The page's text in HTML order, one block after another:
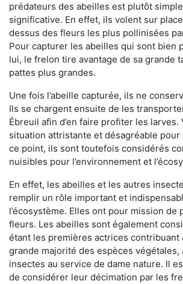
prédateurs des abeilles est plutôt
significative. En effet, ils volent sur
dessus des fleurs les plus pollinisées
Pour capturer les abeilles qui sont bien
lui, le frelon tire avantage de sa grande
pattes plus grandes.
Une fois l’abeille capturée, ils ne
Ils se chargent ensuite de les
Ébreuil afin d’en faire profiter les larves.
situation attristante et désagréable pour
ce point, ils sont toutefois considérés
nuisibles pour l’environnement et
En effet, les abeilles et les autres
remplir un rôle important et
l’écosystème. Elles ont pour mission de
fleurs. Les abeilles sont également
étant les premières actrices contribuant
grande majorité des espèces végétales,
insectes au service de dame nature. Il
de considérer leur décimation par les